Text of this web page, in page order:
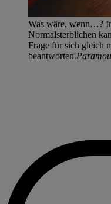
Was wäre, wenn…?
Normalsterblichen
Frage für sich gleich
beantworten.